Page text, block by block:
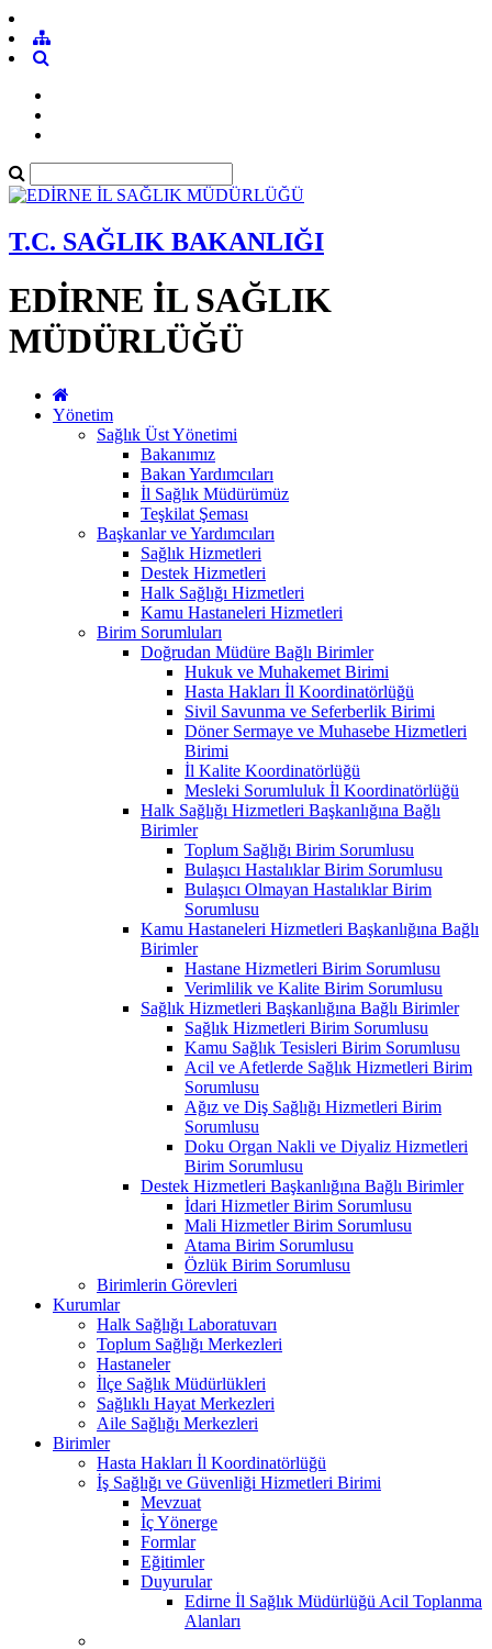
T.C. SAĞLIK BAKANLIĞI
EDİRNE İL SAĞLIK
MÜDÜRLÜĞÜ
Yönetim
Sağlık Üst Yönetimi
Bakanımız
Bakan Yardımcıları
İl Sağlık Müdürümüz
Teşkilat Şeması
Başkanlar ve Yardımcıları
Sağlık Hizmetleri
Destek Hizmetleri
Halk Sağlığı Hizmetleri
Kamu Hastaneleri Hizmetleri
Birim Sorumluları
Doğrudan Müdüre Bağlı Birimler
Hukuk ve Muhakemet Birimi
Hasta Hakları İl Koordinatörlüğü
Sivil Savunma ve Seferberlik Birimi
Döner Sermaye ve Muhasebe Hizmetleri
Birimi
İl Kalite Koordinatörlüğü
Mesleki Sorumluluk İl Koordinatörlüğü
Halk Sağlığı Hizmetleri Başkanlığına Bağlı
Birimler
Toplum Sağlığı Birim Sorumlusu
Bulaşıcı Hastalıklar Birim Sorumlusu
Bulaşıcı Olmayan Hastalıklar Birim
Sorumlusu
Kamu Hastaneleri Hizmetleri Başkanlığına Bağlı
Birimler
Hastane Hizmetleri Birim Sorumlusu
Verimlilik ve Kalite Birim Sorumlusu
Sağlık Hizmetleri Başkanlığına Bağlı Birimler
Sağlık Hizmetleri Birim Sorumlusu
Kamu Sağlık Tesisleri Birim Sorumlusu
Acil ve Afetlerde Sağlık Hizmetleri Birim
Sorumlusu
Ağız ve Diş Sağlığı Hizmetleri Birim
Sorumlusu
Doku Organ Nakli ve Diyaliz Hizmetleri
Birim Sorumlusu
Destek Hizmetleri Başkanlığına Bağlı Birimler
İdari Hizmetler Birim Sorumlusu
Mali Hizmetler Birim Sorumlusu
Atama Birim Sorumlusu
Özlük Birim Sorumlusu
Birimlerin Görevleri
Kurumlar
Halk Sağlığı Laboratuvarı
Toplum Sağlığı Merkezleri
Hastaneler
İlçe Sağlık Müdürlükleri
Sağlıklı Hayat Merkezleri
Aile Sağlığı Merkezleri
Birimler
Hasta Hakları İl Koordinatörlüğü
İş Sağlığı ve Güvenliği Hizmetleri Birimi
Mevzuat
İç Yönerge
Formlar
Eğitimler
Duyurular
Edirne İl Sağlık Müdürlüğü Acil Toplanma
Alanları